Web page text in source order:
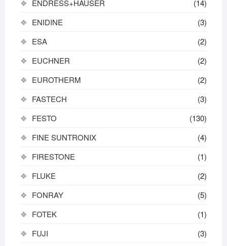
ENDRESS+HAUSER
(14)
ENIDINE
(3)
ESA
(2)
EUCHNER
(2)
EUROTHERM
(2)
FASTECH
(3)
FESTO
(130)
FINE SUNTRONIX
(4)
FIRESTONE
(1)
FLUKE
(2)
FONRAY
(5)
FOTEK
(1)
FUJI
(3)